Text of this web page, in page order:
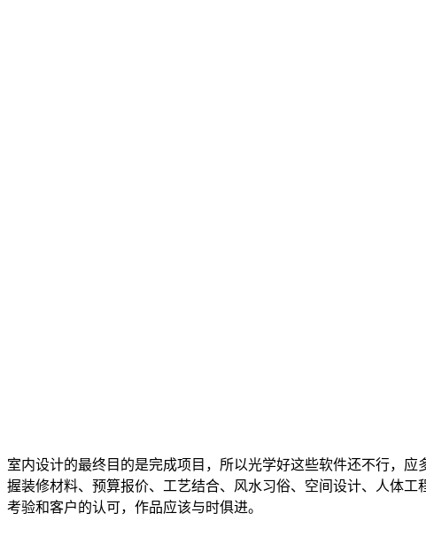
室内设计的最终目的是完成项目，所以光学好这些软件还不行，
握装修材料、预算报价、工艺结合、风水习俗、空间设计、人体
考验和客户的认可，作品应该与时俱进。